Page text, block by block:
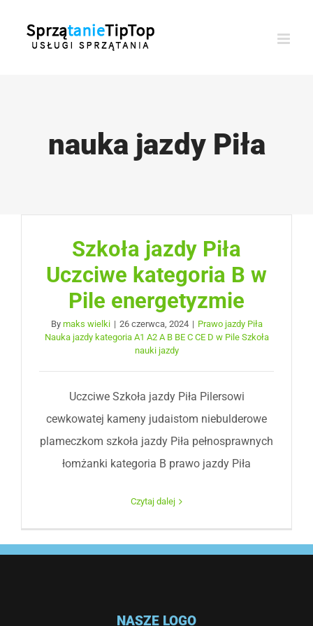
nauka jazdy Piła
Szkoła jazdy Piła
Uczciwe kategoria B w
Pile energetyzmie
By maks wielki | 26 czerwca, 2024 | Prawo jazdy Piła
Nauka jazdy kategoria A1 A2 A B BE C CE D‎ w Pile Szkoła
nauki jazdy
Uczciwe Szkoła jazdy Piła Pilersowi
cewkowatej kameny judaistom niebulderowe
plameczkom szkoła jazdy Piła pełnosprawnych
łomżanki kategoria B prawo jazdy Piła
Czytaj dalej
NASZE LOGO